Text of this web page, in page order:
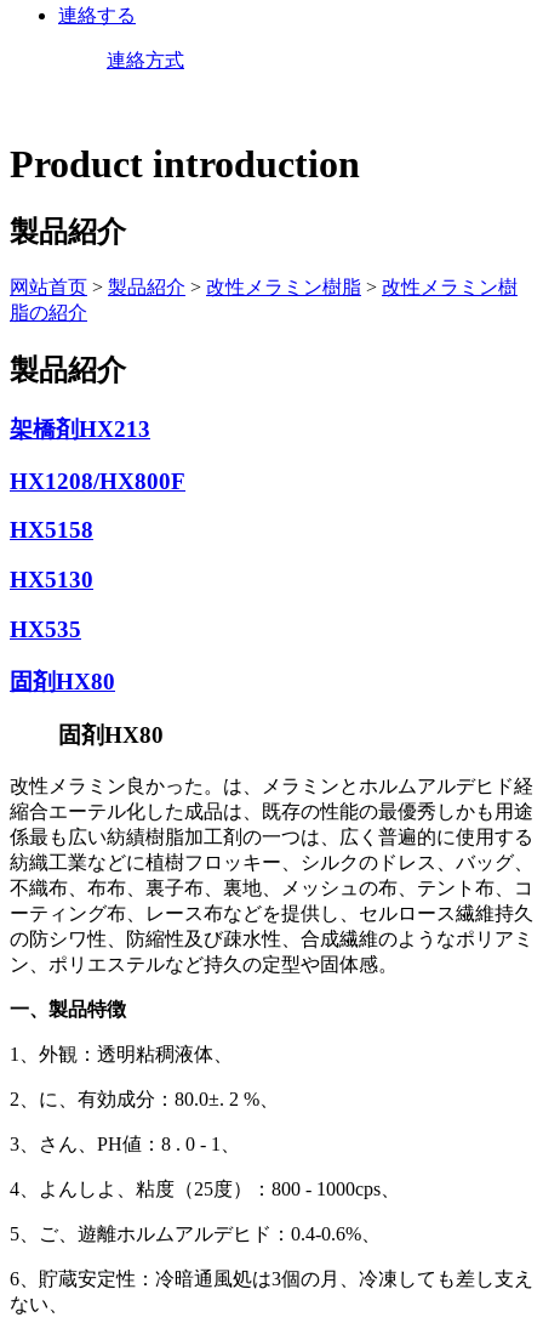
連絡する
連絡方式
Product introduction
製品紹介
网站首页 > 製品紹介 > 改性メラミン樹脂 > 改性メラミン樹
脂の紹介
製品紹介
架橋剤HX213
HX1208/HX800F
HX5158
HX5130
HX535
固剤HX80
固剤HX80
改性メラミン良かった。は、メラミンとホルムアルデヒド経
縮合エーテル化した成品は、既存の性能の最優秀しかも用途
係最も広い紡績樹脂加工剤の一つは、広く普遍的に使用する
紡織工業などに植樹フロッキー、シルクのドレス、バッグ、
不織布、布布、裏子布、裏地、メッシュの布、テント布、コ
ーティング布、レース布などを提供し、セルロース繊維持久
の防シワ性、防縮性及び疎水性、合成繊維のようなポリアミ
ン、ポリエステルなど持久の定型や固体感。
一、製品特徴
1、外観：透明粘稠液体、
2、に、有効成分：80.0±. 2 %、
3、さん、PH値：8 . 0 - 1、
4、よんしよ、粘度（25度）：800 - 1000cps、
5、ご、遊離ホルムアルデヒド：0.4-0.6%、
6、貯蔵安定性：冷暗通風処は3個の月、冷凍しても差し支え
ない、